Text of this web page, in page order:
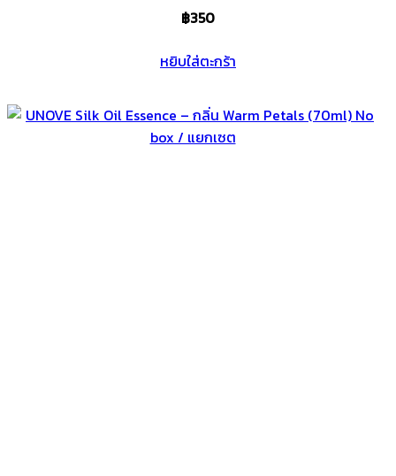
฿350
หยิบใส่ตะกร้า